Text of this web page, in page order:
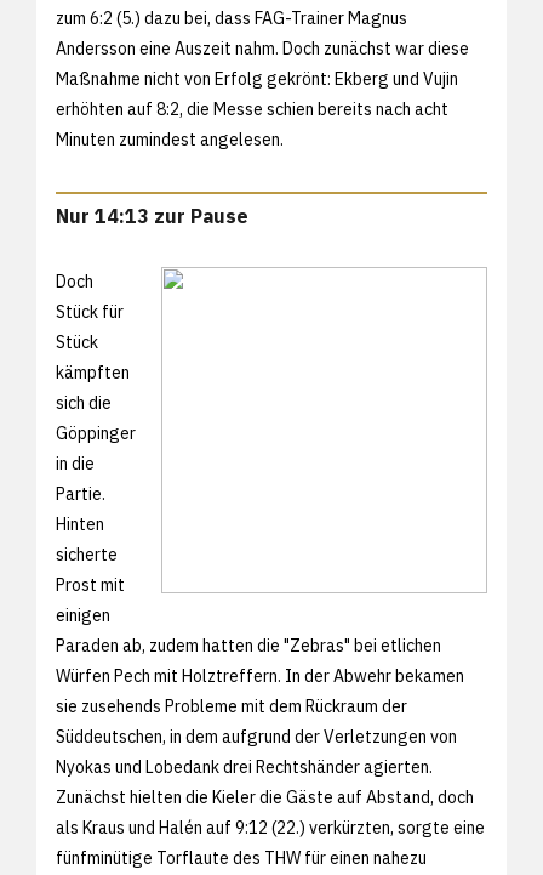
zum 6:2 (5.) dazu bei, dass FAG-Trainer Magnus
Andersson eine Auszeit nahm. Doch zunächst war diese
Maßnahme nicht von Erfolg gekrönt: Ekberg und Vujin
erhöhten auf 8:2, die Messe schien bereits nach acht
Minuten zumindest angelesen.
Nur 14:13 zur Pause
Doch
Stück für
Stück
kämpften
sich die
Göppinger
in die
Partie.
Hinten
sicherte
Prost mit
einigen
Paraden ab, zudem hatten die "Zebras" bei etlichen
Würfen Pech mit Holztreffern. In der Abwehr bekamen
sie zusehends Probleme mit dem Rückraum der
Süddeutschen, in dem aufgrund der Verletzungen von
Nyokas und Lobedank drei Rechtshänder agierten.
Zunächst hielten die Kieler die Gäste auf Abstand, doch
als Kraus und Halén auf 9:12 (22.) verkürzten, sorgte eine
fünfminütige Torflaute des THW für einen nahezu